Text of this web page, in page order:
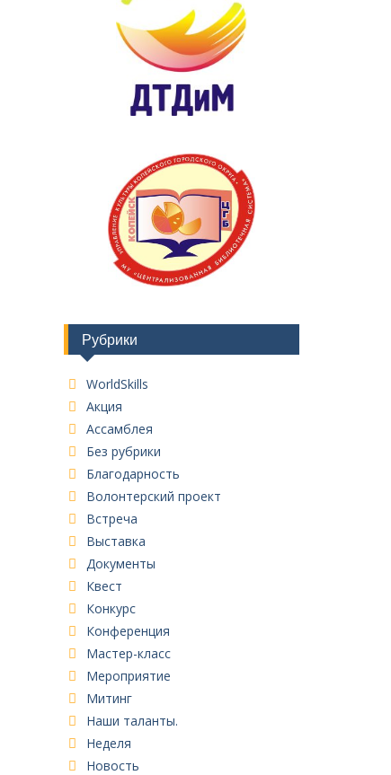
Рубрики
WorldSkills
Акция
Ассамблея
Без рубрики
Благодарность
Волонтерский проект
Встреча
Выставка
Документы
Квест
Конкурс
Конференция
Мастер-класс
Мероприятие
Митинг
Наши таланты.
Неделя
Новость